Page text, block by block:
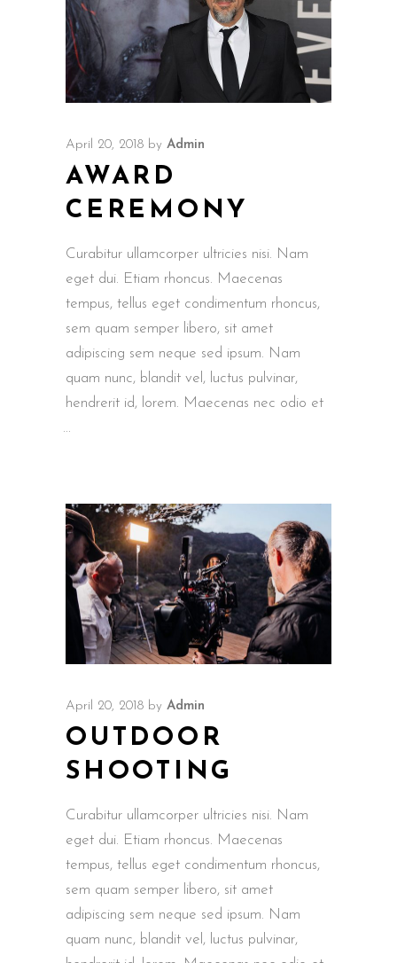
April 20, 2018 by Admin
AWARD
CEREMONY
Curabitur ullamcorper ultricies nisi. Nam
eget dui. Etiam rhoncus. Maecenas
tempus, tellus eget condimentum rhoncus,
sem quam semper libero, sit amet
adipiscing sem neque sed ipsum. Nam
quam nunc, blandit vel, luctus pulvinar,
hendrerit id, lorem. Maecenas nec odio et
April 20, 2018 by Admin
OUTDOOR
SHOOTING
Curabitur ullamcorper ultricies nisi. Nam
eget dui. Etiam rhoncus. Maecenas
tempus, tellus eget condimentum rhoncus,
sem quam semper libero, sit amet
adipiscing sem neque sed ipsum. Nam
quam nunc, blandit vel, luctus pulvinar,